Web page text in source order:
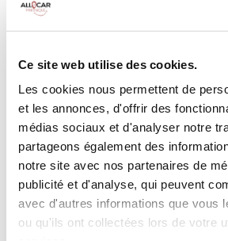
Ce site web utilise des cookies.
Les cookies nous permettent de
et les annonces, d'offrir des
médias sociaux et d'analyser notre
partageons également des
notre site avec nos partenaires de
publicité et d'analyse, qui peuvent
avec d'autres informations que vous
ou qu'ils ont collectées lors de votre
Galerie de toit
Camera de recul
INCLUS À LA
Killométrage illimité
Assurance tous risques (hors
Carburant : plein à rendre plein
CONDITIONS DE